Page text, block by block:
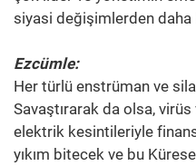
siyasi değişimlerden
Ezcümle:
Her türlü enstrüman ve
Savaştırarak da olsa, virüs
elektrik kesintileriyle
yıkım bitecek ve bu